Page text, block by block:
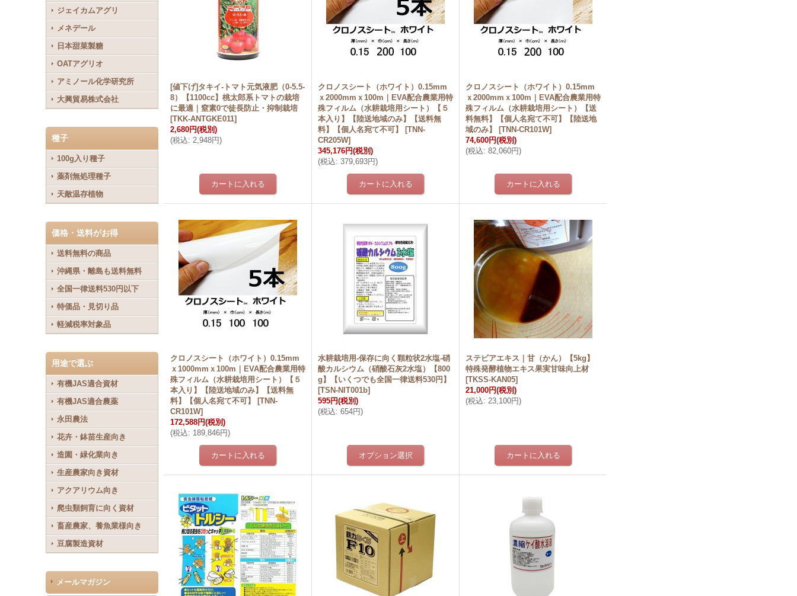
ジェイカムアグリ
メネデール
日本甜菜製糖
OATアグリオ
アミノール化学研究所
大興貿易株式会社
種子
100g入り種子
薬剤無処理種子
天敵温存植物
価格・送料がお得
送料無料の商品
沖縄県・離島も送料無料
全国一律送料530円以下
特価品・見切り品
軽減税率対象品
用途で選ぶ
有機JAS適合資材
有機JAS適合農薬
永田農法
花卉・鉢苗生産向き
造園・緑化業向き
生産農家向き資材
アクアリウム向き
爬虫類飼育に向く資材
畜産農家、養魚業様向き
豆腐製造資材
メールマガジン
[値下げ]タキイ-トマト元気液肥（0-5.5-
8）【1100cc】桃太郎系トマトの栽培
に最適｜窒素0で徒長防止・抑制栽培
[TKK-ANTGKE011]
2,680円(税別)
(税込: 2,948円)
クロノスシート（ホワイト）0.15mm
ｘ2000mmｘ100m｜EVA配合農業用特
殊フィルム（水耕栽培用シート）【５
本入り】【陸送地域のみ】【送料無
料】【個人名宛て不可】
[TNN-
CR205W]
345,176円(税別)
(税込: 379,693円)
クロノスシート（ホワイト）0.15mm
ｘ2000mmｘ100m｜EVA配合農業用特
殊フィルム（水耕栽培用シート）【送
料無料】【個人名宛て不可】【陸送地
域のみ】
[TNN-CR101W]
74,600円(税別)
(税込: 82,060円)
クロノスシート（ホワイト）0.15mm
ｘ1000mmｘ100m｜EVA配合農業用特
殊フィルム（水耕栽培用シート）【５
本入り】【陸送地域のみ】【送料無
料】【個人名宛て不可】
[TNN-
CR101W]
172,588円(税別)
(税込: 189,846円)
水耕栽培用-保存に向く顆粒状2水塩-硝
酸カルシウム（硝酸石灰2水塩）【800
g】【いくつでも全国一律送料530円】
[TSN-NIT001b]
595円(税別)
(税込: 654円)
ステビアエキス｜甘（かん）【5kg】
特殊発酵植物エキス果実甘味向上材
[TKSS-KAN05]
21,000円(税別)
(税込: 23,100円)